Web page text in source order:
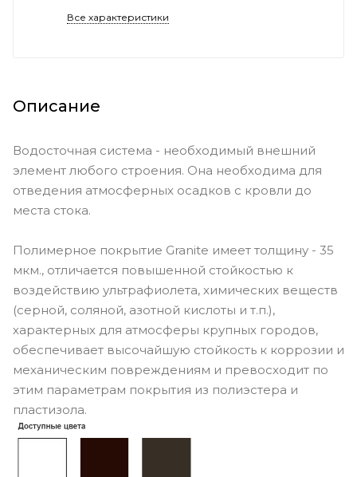
Все характеристики
Описание
Водосточная система - необходимый внешний
элемент любого строения. Она необходима для
отведения атмосферных осадков с кровли до
места стока.
Полимерное покрытие Granite имеет толщину - 35
мкм., отличается повышенной стойкостью к
воздействию ультрафиолета, химических веществ
(серной, соляной, азотной кислоты и т.п.),
характерных для атмосферы крупных городов,
обеспечивает высочайшую стойкость к коррозии и
механическим повреждениям и превосходит по
этим параметрам покрытия из полиэстера и
пластизола.